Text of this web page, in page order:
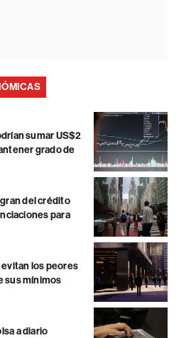
sumar US$2
grado de
del crédito
para
los peores
sus mínimos
a diario